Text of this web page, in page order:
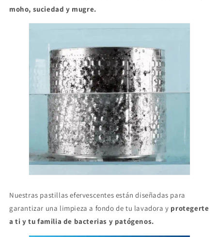
moho, suciedad y mugre.
Nuestras pastillas efervescentes están diseñadas para
garantizar una limpieza a fondo de tu lavadora y protegerte
a ti y tu familia de bacterias y patógenos.